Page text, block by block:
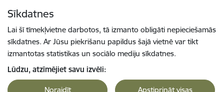
Sīkdatnes
Lai šī tīmekļvietne darbotos, tā izmanto obligāti nepieciešamās
sīkdatnes. Ar Jūsu piekrišanu papildus šajā vietnē var tikt
izmantotas statistikas un sociālo mediju sīkdatnes.
Lūdzu, atzīmējiet savu izvēli:
Noraidīt Apstiprināt visas